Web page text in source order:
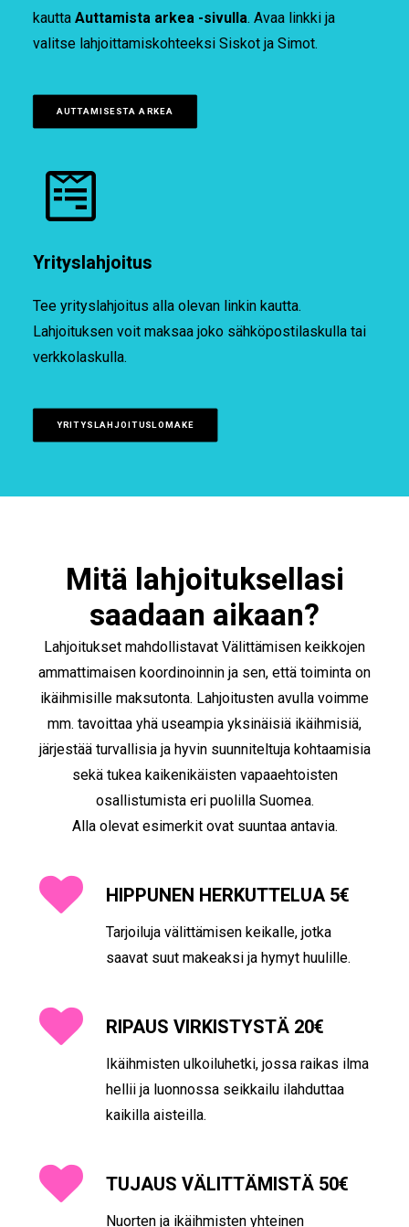
kautta Auttamista arkea -sivulla. Avaa linkki ja
valitse lahjoittamiskohteeksi Siskot ja Simot.
AUTTAMISESTA ARKEA
Yrityslahjoitus
Tee yrityslahjoitus alla olevan linkin kautta.
Lahjoituksen voit maksaa joko sähköpostilaskulla tai
verkkolaskulla.
YRITYSLAHJOITUSLOMAKE
Mitä lahjoituksellasi
saadaan aikaan?
Lahjoitukset mahdollistavat Välittämisen keikkojen
ammattimaisen koordinoinnin ja sen, että toiminta on
ikäihmisille maksutonta. Lahjoitusten avulla voimme
mm. tavoittaa yhä useampia yksinäisiä ikäihmisiä,
järjestää turvallisia ja hyvin suunniteltuja kohtaamisia
sekä tukea kaikenikäisten vapaaehtoisten
osallistumista eri puolilla Suomea.
Alla olevat esimerkit ovat suuntaa antavia.
HIPPUNEN HERKUTTELUA 5€
Tarjoiluja välittämisen keikalle, jotka
saavat suut makeaksi ja hymyt huulille.
RIPAUS VIRKISTYSTÄ 20€
Ikäihmisten ulkoiluhetki, jossa raikas ilma
hellii ja luonnossa seikkailu ilahduttaa
kaikilla aisteilla.
TUJAUS VÄLITTÄMISTÄ 50€
Nuorten ja ikäihmisten yhteinen